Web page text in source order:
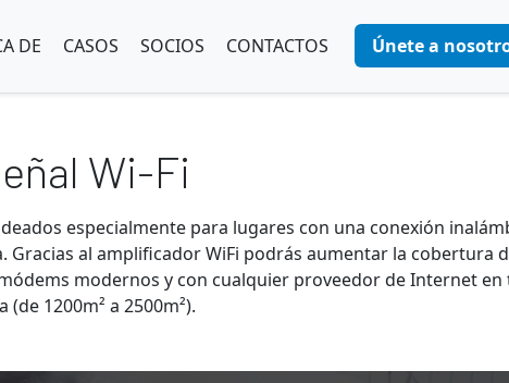
DE CASOS SOCIOS CONTACTOS Únete a
Wi-Fi
especialmente para lugares con una conexión
Gracias al amplificador WiFi podrás aumentar la cobertura
modernos y con cualquier proveedor de Internet
1200m² a 2500m²).